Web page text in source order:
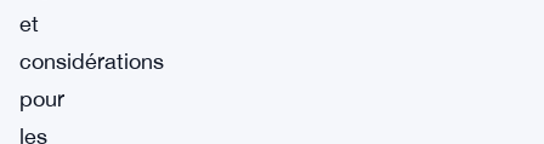
et
considérations
pour
les